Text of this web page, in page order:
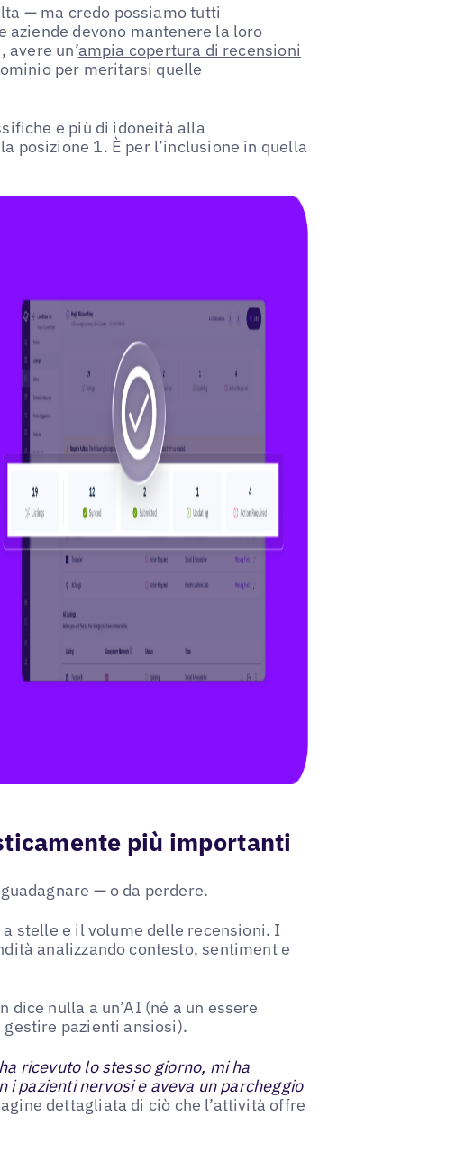
— ma credo possiamo tutti
aziende devono mantenere la loro
un’ampia copertura di recensioni
per meritarsi quelle
e più di idoneità alla
posizione 1. È per l’inclusione in quella
più importanti
— o da perdere.
stelle e il volume delle recensioni. I
analizzando contesto, sentiment e
dice nulla a un’AI (né a un essere
gestire pazienti ansiosi).
ricevuto lo stesso giorno, mi ha
pazienti nervosi e aveva un parcheggio
dettagliata di ciò che l’attività offre